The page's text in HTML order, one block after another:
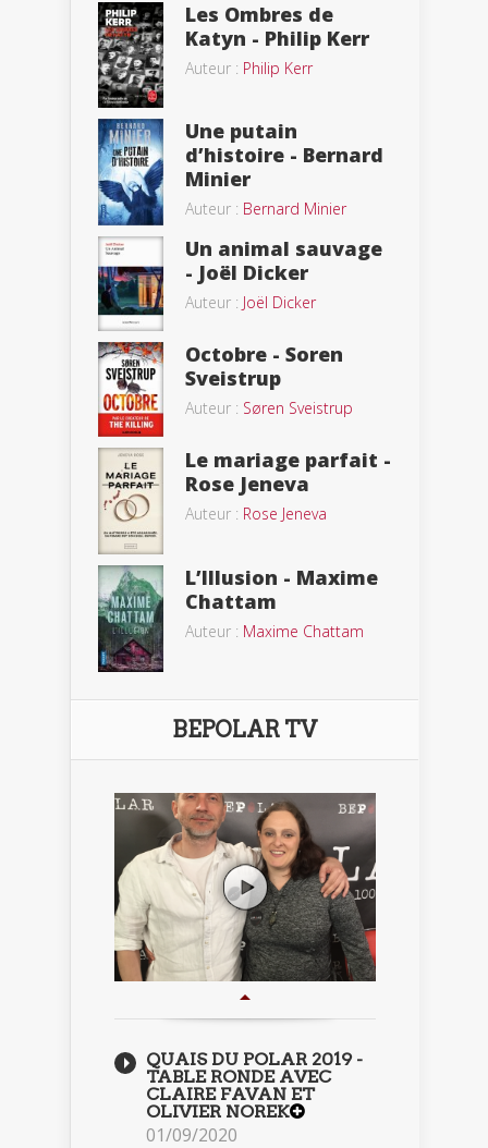
Les Ombres de
Katyn - Philip Kerr
Auteur : Philip Kerr
Une putain
d’histoire - Bernard
Minier
Auteur : Bernard Minier
Un animal sauvage
- Joël Dicker
Auteur : Joël Dicker
Octobre - Soren
Sveistrup
Auteur : Søren Sveistrup
Le mariage parfait -
Rose Jeneva
Auteur : Rose Jeneva
L’Illusion - Maxime
Chattam
Auteur : Maxime Chattam
BEPOLAR TV
QUAIS DU POLAR 2019 -
TABLE RONDE AVEC
CLAIRE FAVAN ET
OLIVIER NOREK
01/09/2020